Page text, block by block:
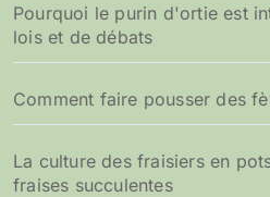
Pourquoi le purin d'ortie est
lois et de débats
Comment faire pousser des
La culture des fraisiers en
fraises succulentes